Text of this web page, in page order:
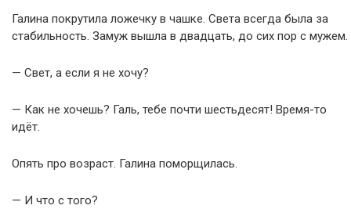
Галина покрутила ложечку в чашке. Света всегда была за
стабильность. Замуж вышла в двадцать, до сих пор с мужем.
— Свет, а если я не хочу?
— Как не хочешь? Галь, тебе почти шестьдесят! Время-то
идёт.
Опять про возраст. Галина поморщилась.
— И что с того?